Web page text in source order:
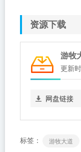
资源下载
更新
网盘链接
标签： 游牧大道